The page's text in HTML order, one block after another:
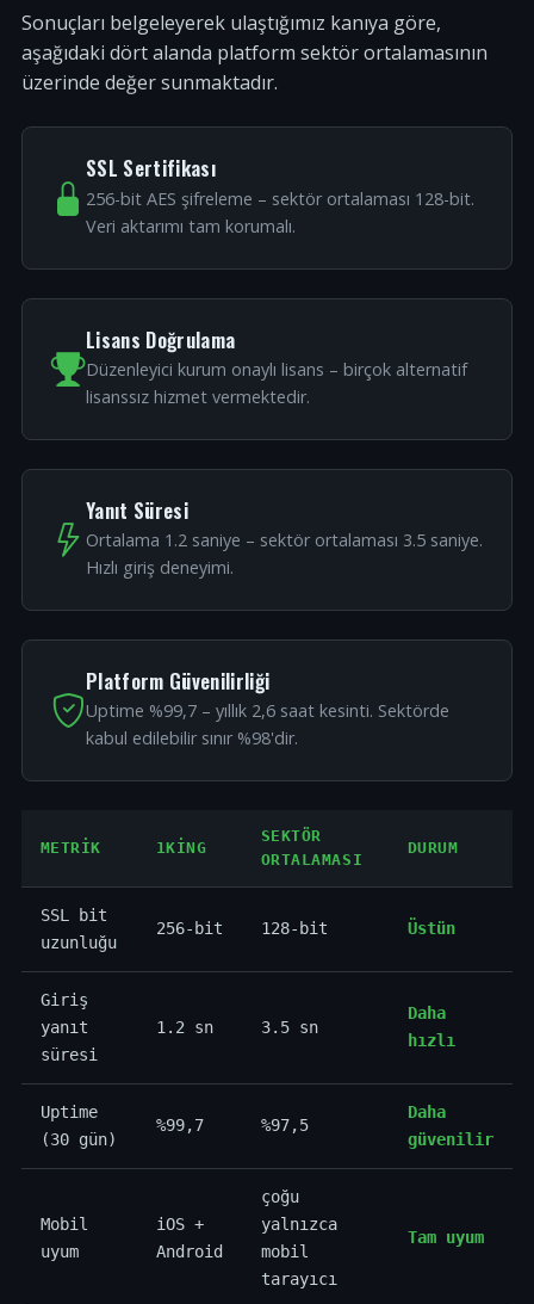
Sonuçları belgeleyerek ulaştığımız kanıya göre,
aşağıdaki dört alanda platform sektör ortalamasının
üzerinde değer sunmaktadır.
SSL Sertifikası
256-bit AES şifreleme – sektör ortalaması 128-bit.
Veri aktarımı tam korumalı.
Lisans Doğrulama
Düzenleyici kurum onaylı lisans – birçok alternatif
lisanssız hizmet vermektedir.
Yanıt Süresi
Ortalama 1.2 saniye – sektör ortalaması 3.5 saniye.
Hızlı giriş deneyimi.
Platform Güvenilirliği
Uptime %99,7 – yıllık 2,6 saat kesinti. Sektörde
kabul edilebilir sınır %98'dir.
METRIK 1KING
SEKTÖR
ORTALAMASI
DURUM
SSL bit
uzunluğu
256-bit 128-bit Üstün
Giriş
yanıt
süresi
1.2 sn 3.5 sn
Daha
hızlı
Uptime
(30 gün)
%99,7 %97,5
Daha
güvenilir
Mobil
uyum
iOS +
Android
çoğu
yalnızca
mobil
tarayıcı
Tam uyum